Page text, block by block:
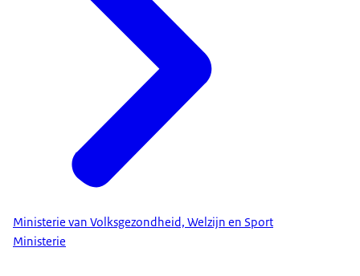
Ministerie van Volksgezondheid, Welzijn en Sport
Ministerie